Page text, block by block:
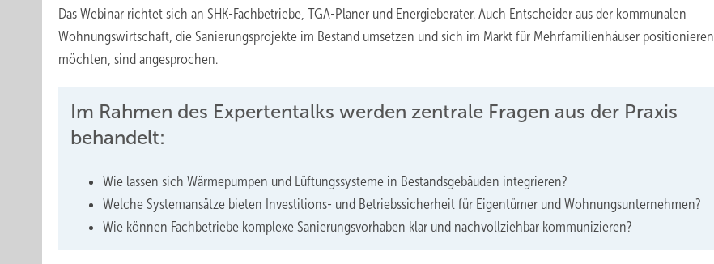
Das Webinar richtet sich an SHK-Fachbetriebe, TGA-Planer und Energieberater. Auch Entscheider aus der kommunalen
Wohnungswirtschaft, die Sanierungsprojekte im Bestand umsetzen und sich im Markt für Mehrfamilienhäuser positionieren
möchten, sind angesprochen.
Im Rahmen des Expertentalks werden zentrale Fragen aus der Praxis
behandelt:
Wie lassen sich Wärmepumpen und Lüftungssysteme in Bestandsgebäuden integrieren?
Welche Systemansätze bieten Investitions- und Betriebssicherheit für Eigentümer und Wohnungsunternehmen?
Wie können Fachbetriebe komplexe Sanierungsvorhaben klar und nachvollziehbar kommunizieren?